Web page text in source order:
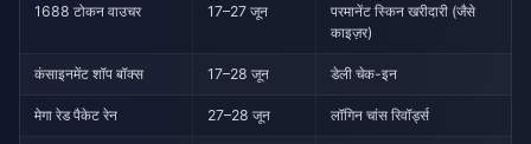
1688 टोकन वाउचर 17–27 जून
परमानेंट स्किन खरीदारी (जैसे
काइज़र)
कंसाइनमेंट शॉप बॉक्स 17–28 जून डेली चेक-इन
मेगा रेड पैकेट रेन 27–28 जून लॉगिन चांस रिवॉर्ड्स